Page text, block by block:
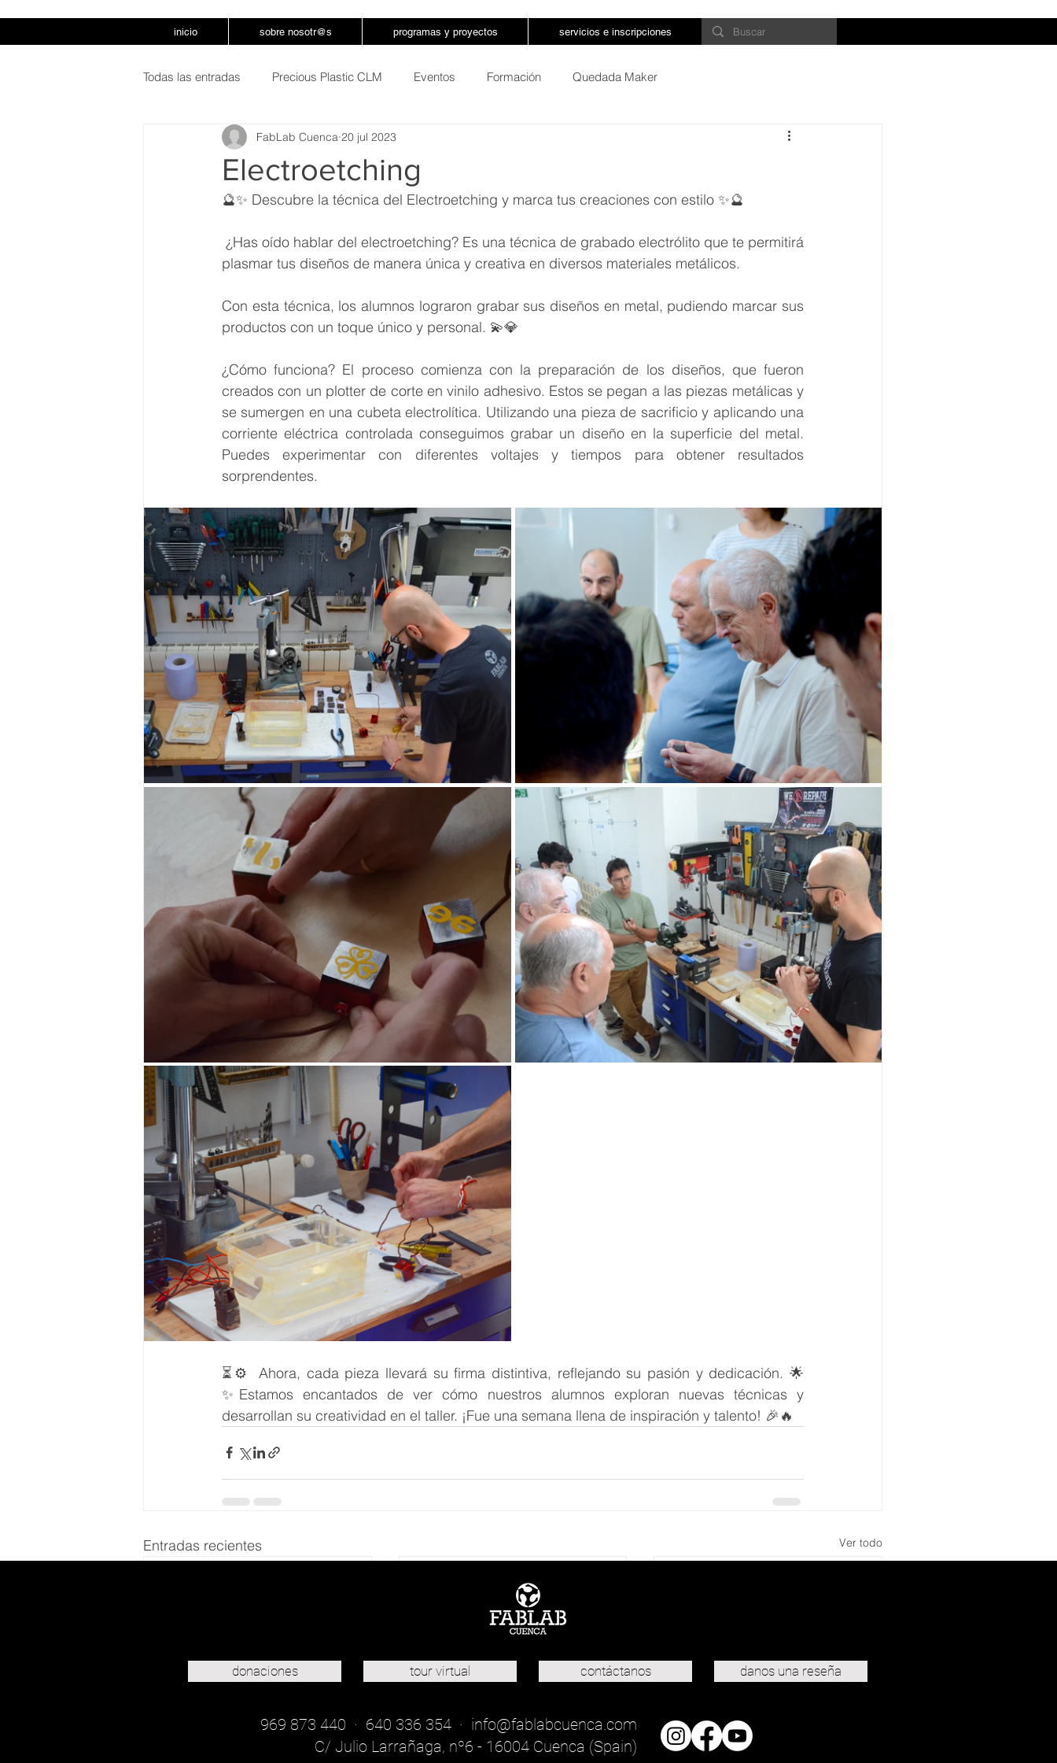
inicio sobre nosotr@s programas y proyectos servicios e inscripciones
Todas las entradas Precious Plastic CLM Eventos Formación Quedada Maker
Electroetching
FabLab Cuenca 20 jul 2023
🔮✨ Descubre la técnica del Electroetching y marca tus creaciones con estilo ✨🔮
plasmar tus diseños de manera única y creativa en diversos materiales metálicos.
Con esta técnica, los alumnos lograron grabar sus diseños en metal, pudiendo marcar sus
productos con un toque único y personal. 💫💎
¿Cómo funciona? El proceso comienza con la preparación de los diseños, que fueron
creados con un plotter de corte en vinilo adhesivo. Estos se pegan a las piezas metálicas y
se sumergen en una cubeta electrolítica. Utilizando una pieza de sacrificio y aplicando una
corriente eléctrica controlada conseguimos grabar un diseño en la superficie del metal.
Puedes experimentar con diferentes voltajes y tiempos para obtener resultados
sorprendentes.
⏳⚙️  Ahora, cada pieza llevará su firma distintiva, reflejando su pasión y dedicación. 🌟
✨Estamos encantados de ver cómo nuestros alumnos exploran nuevas técnicas y
desarrollan su creatividad en el taller. ¡Fue una semana llena de inspiración y talento! 🎉🔥
Entradas recientes Ver todo
donaciones tour virtual contáctanos danos una reseña
969 873 440 · 640 336 354 · info@fablabcuenca.com
C/ Julio Larrañaga, nº6 - 16004 Cuenca (Spain)